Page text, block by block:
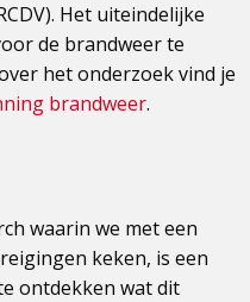
Het uiteindelijke
de brandweer te
het onderzoek vind je
brandweer.
waarin we met een
keken, is een
ontdekken wat dit